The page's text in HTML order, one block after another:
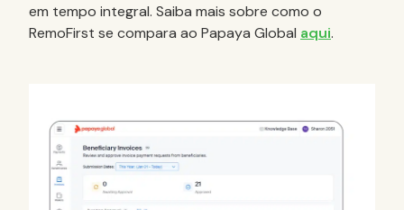
em tempo integral. Saiba mais sobre como o
RemoFirst se compara ao Papaya Global aqui.